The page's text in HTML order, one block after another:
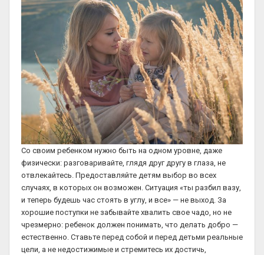
Со своим ребенком нужно быть на одном уровне, даже
физически: разговаривайте, глядя друг другу в глаза, не
отвлекайтесь. Предоставляйте детям выбор во всех
случаях, в которых он возможен. Ситуация «ты разбил вазу,
и теперь будешь час стоять в углу, и все» — не выход. За
хорошие поступки не забывайте хвалить свое чадо, но не
чрезмерно: ребенок должен понимать, что делать добро —
естественно. Ставьте перед собой и перед детьми реальные
цели, а не недостижимые и стремитесь их достичь,